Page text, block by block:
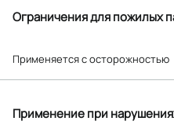
Ограничения для пожилых
Применяется с осторожностью
Применение при